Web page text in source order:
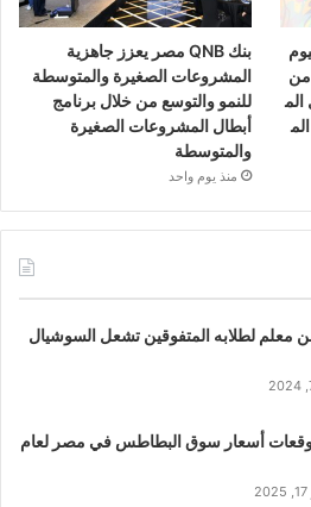
من
بنك QNB مصر يعزز جاهزية
المشروعات الصغيرة والمتوسطة
للنمو والتوسع من خلال برنامج
أبطال المشروعات الصغيرة
والمتوسطة
منذ يوم واحد
معلم لطلابه المتفوقين تشعل السوشيال
أسعار سوق البطاطس في مصر لعام